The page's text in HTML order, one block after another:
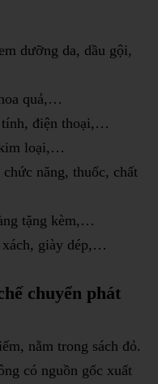
dưỡng da, dầu gội,
quả,…
điện thoại,…
kim loại,…
năng, thuốc, chất
tặng kèm,…
xách, giày dép,…
chuyển phát
nằm trong sách đỏ.
có nguồn gốc xuất